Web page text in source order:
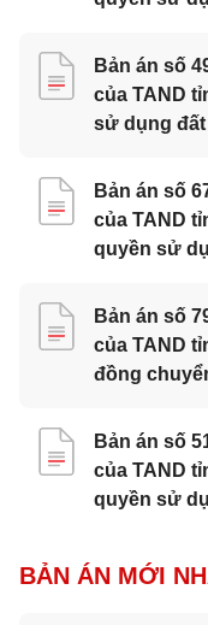
Bản án số
của TAND
sử dụng đất
Bản án số
của TAND
quyền sử
Bản án số
của TAND
đồng
Bản án số
của TAND
quyền sử
BẢN ÁN MỚI